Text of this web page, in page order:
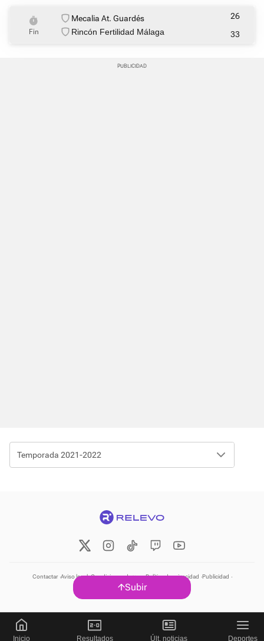
Fin
Mecalia At. Guardés
Rincón Fertilidad Málaga
26
33
Temporada 2021-2022
Subir
Contactar Aviso legal Condiciones de uso Política de privacidad Publicidad
Política de cookies
Inicio Resultados Últ. noticias Deportes